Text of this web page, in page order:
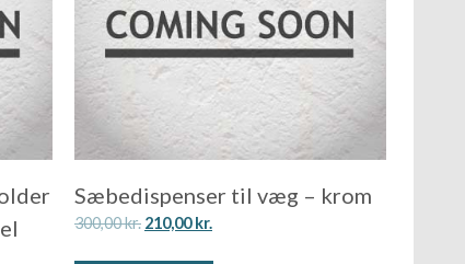
Sæbedispenser til væg – krom
300,00kr. 210,00kr.